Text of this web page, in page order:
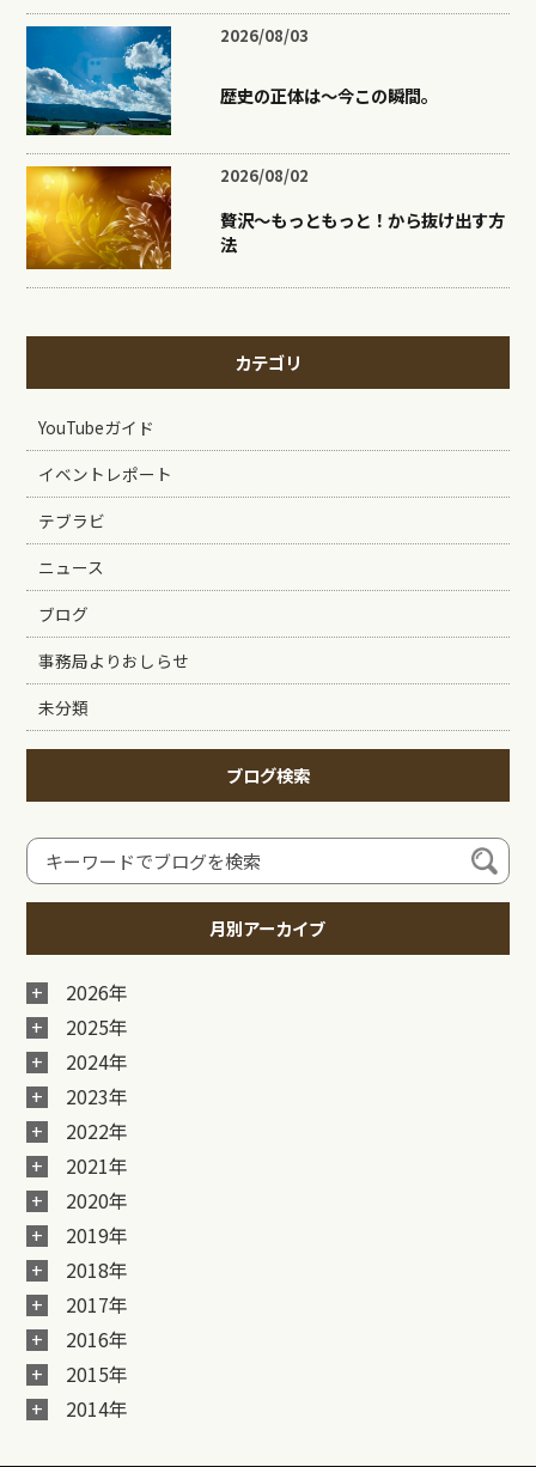
2026/08/03
歴史の正体は〜今この瞬間。
2026/08/02
贅沢〜もっともっと！から抜け出す方
法
カテゴリ
YouTubeガイド
イベントレポート
テブラビ
ニュース
ブログ
事務局よりおしらせ
未分類
ブログ検索
月別アーカイブ
2026年
2025年
2024年
2023年
2022年
2021年
2020年
2019年
2018年
2017年
2016年
2015年
2014年